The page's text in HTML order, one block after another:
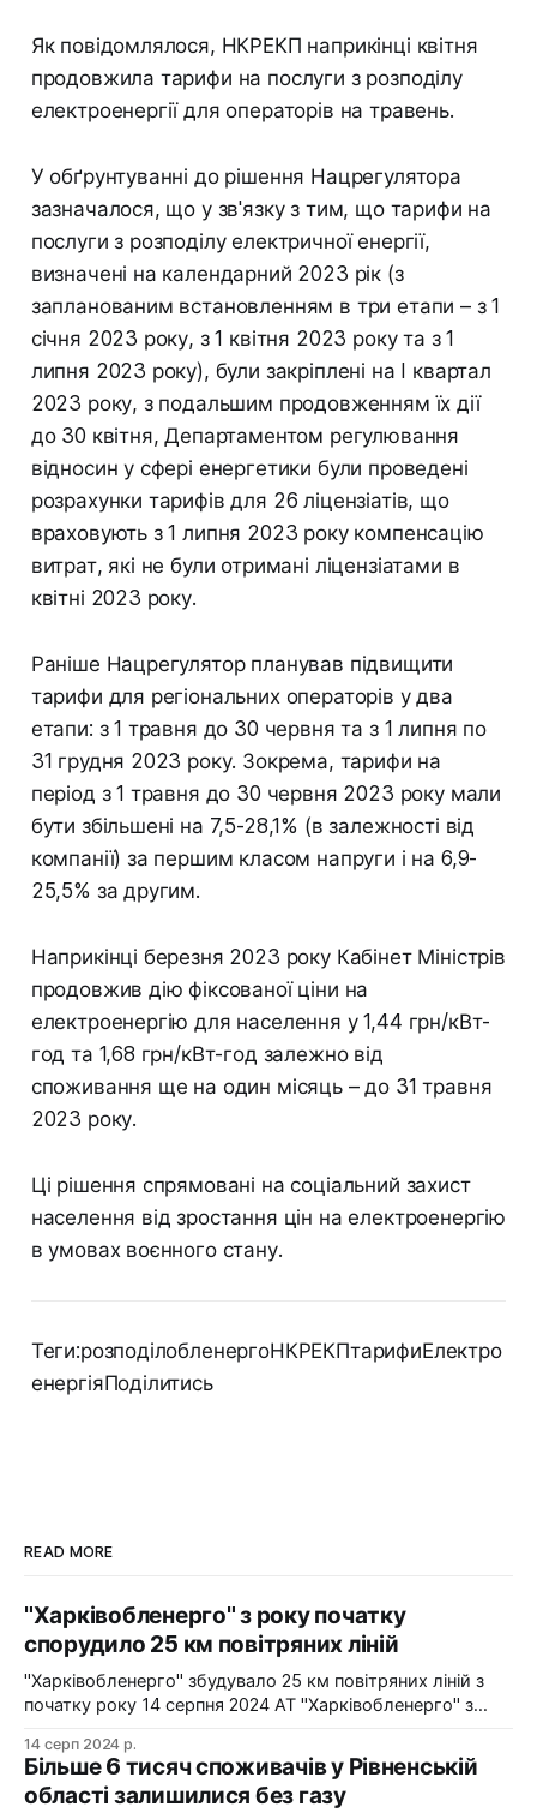
Як повідомлялося, НКРЕКП наприкінці квітня
продовжила тарифи на послуги з розподілу
електроенергії для операторів на травень.
У обґрунтуванні до рішення Нацрегулятора
зазначалося, що у зв'язку з тим, що тарифи на
послуги з розподілу електричної енергії,
визначені на календарний 2023 рік (з
запланованим встановленням в три етапи – з 1
січня 2023 року, з 1 квітня 2023 року та з 1
липня 2023 року), були закріплені на I квартал
2023 року, з подальшим продовженням їх дії
до 30 квітня, Департаментом регулювання
відносин у сфері енергетики були проведені
розрахунки тарифів для 26 ліцензіатів, що
враховують з 1 липня 2023 року компенсацію
витрат, які не були отримані ліцензіатами в
квітні 2023 року.
Раніше Нацрегулятор планував підвищити
тарифи для регіональних операторів у два
етапи: з 1 травня до 30 червня та з 1 липня по
31 грудня 2023 року. Зокрема, тарифи на
період з 1 травня до 30 червня 2023 року мали
бути збільшені на 7,5-28,1% (в залежності від
компанії) за першим класом напруги і на 6,9-
25,5% за другим.
Наприкінці березня 2023 року Кабінет Міністрів
продовжив дію фіксованої ціни на
електроенергію для населення у 1,44 грн/кВт-
год та 1,68 грн/кВт-год залежно від
споживання ще на один місяць – до 31 травня
2023 року.
Ці рішення спрямовані на соціальний захист
населення від зростання цін на електроенергію
в умовах воєнного стану.
Теги:розподілобленергоНКРЕКПтарифиЕлектро
енергіяПоділитись
READ MORE
"Харківобленерго" з року початку
спорудило 25 км повітряних ліній
"Харківобленерго" збудувало 25 км повітряних ліній з
початку року 14 серпня 2024 АТ "Харківобленерго" з
ліній, оновило 1134 опори та встановило 5 нових
електропідстанцій у рамках інвестиційної програми на
2024-2025 роки. Фото: "Харківобленерго" "АТ
14 серп 2024 р.
Більше 6 тисяч споживачів у Рівненській
області залишилися без газу